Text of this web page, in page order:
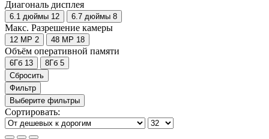
Диагональ дисплея
6.1 дюймы 12 6.7 дюймы 8
Макс. Разрешение камеры
12 MP 2 48 MP 18
Объём оперативной памяти
6Гб 13 8Гб 5
Сбросить
Фильтр
Выберите фильтры
Сортировать: